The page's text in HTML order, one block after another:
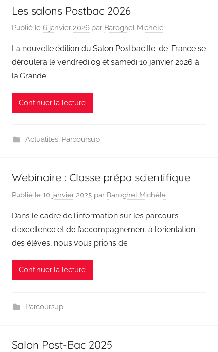
Les salons Postbac 2026
Publié le 6 janvier 2026 par Baroghel Michèle
La nouvelle édition du Salon Postbac Ile-de-France se
déroulera le vendredi 09 et samedi 10 janvier 2026 à
la Grande
Continuer la lecture
Actualités, Parcoursup
Webinaire : Classe prépa scientifique
Publié le 10 janvier 2025 par Baroghel Michèle
Dans le cadre de l’information sur les parcours
d’excellence et de l’accompagnement à l’orientation
des élèves, nous vous prions de
Continuer la lecture
Parcoursup
Salon Post-Bac 2025